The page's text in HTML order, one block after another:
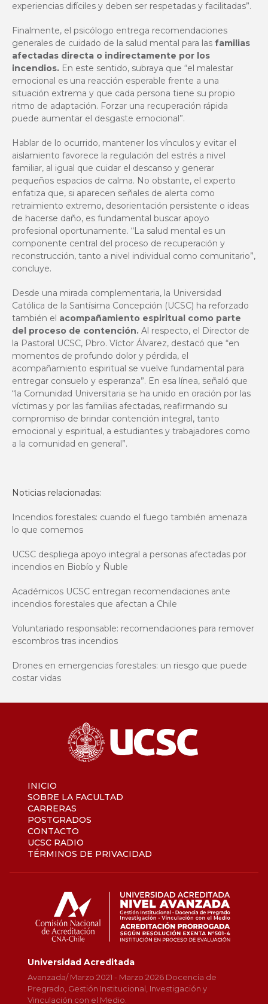
experiencias difíciles y deben ser respetadas y facilitadas”.
Finalmente, el psicólogo entrega recomendaciones
generales de cuidado de la salud mental para las familias
afectadas directa o indirectamente por los
incendios. En este sentido, subraya que “el malestar
emocional es una reacción esperable frente a una
situación extrema y que cada persona tiene su propio
ritmo de adaptación. Forzar una recuperación rápida
puede aumentar el desgaste emocional”.
Hablar de lo ocurrido, mantener los vínculos y evitar el
aislamiento favorece la regulación del estrés a nivel
familiar, al igual que cuidar el descanso y generar
pequeños espacios de calma. No obstante, el experto
enfatiza que, si aparecen señales de alerta como
retraimiento extremo, desorientación persistente o ideas
de hacerse daño, es fundamental buscar apoyo
profesional oportunamente. “La salud mental es un
componente central del proceso de recuperación y
reconstrucción, tanto a nivel individual como comunitario”,
concluye.
Desde una mirada complementaria, la Universidad
Católica de la Santísima Concepción (UCSC) ha reforzado
también el acompañamiento espiritual como parte
del proceso de contención. Al respecto, el Director de
la Pastoral UCSC, Pbro. Víctor Álvarez, destacó que “en
momentos de profundo dolor y pérdida, el
acompañamiento espiritual se vuelve fundamental para
entregar consuelo y esperanza”. En esa línea, señaló que
“la Comunidad Universitaria se ha unido en oración por las
víctimas y por las familias afectadas, reafirmando su
compromiso de brindar contención integral, tanto
emocional y espiritual, a estudiantes y trabajadores como
a la comunidad en general”.
Noticias relacionadas:
Incendios forestales: cuando el fuego también amenaza
lo que comemos
UCSC despliega apoyo integral a personas afectadas por
incendios en Biobío y Ñuble
Académicos UCSC entregan recomendaciones ante
incendios forestales que afectan a Chile
Voluntariado responsable: recomendaciones para remover
escombros tras incendios
Drones en emergencias forestales: un riesgo que puede
costar vidas
INICIO
SOBRE LA FACULTAD
CARRERAS
POSTGRADOS
CONTACTO
UCSC RADIO
TÉRMINOS DE PRIVACIDAD
Universidad Acreditada
Avanzada/ Marzo 2021 - Marzo 2026 Docencia de
Pregrado, Gestión Institucional, Investigación y
Vinculación con el Medio.